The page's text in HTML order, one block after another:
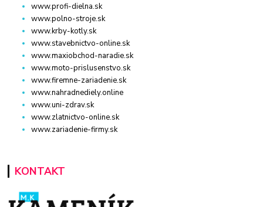
www.profi-dielna.sk
www.polno-stroje.sk
www.krby-kotly.sk
www.stavebnictvo-online.sk
www.maxiobchod-naradie.sk
www.moto-prislusenstvo.sk
www.firemne-zariadenie.sk
www.nahradnediely.online
www.uni-zdrav.sk
www.zlatnictvo-online.sk
www.zariadenie-firmy.sk
KONTAKT